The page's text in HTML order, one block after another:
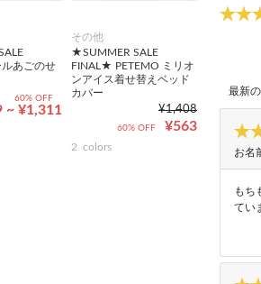
あごのせ
~ ¥1,311
60% OFF
その他
★SUMMER SALE
FINAL★ PETEMO ミリオ
ンアイス着せ替えベッド
カバー
¥1,408
¥563
60% OFF
2 colors
最新
お名
もち
てい